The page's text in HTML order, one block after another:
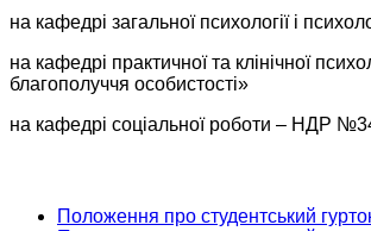
на кафедрі загальної психології і
на кафедрі практичної та клінічної
благополуччя особистостi»
на кафедрі соціальної роботи – НДР
Положення про студентський